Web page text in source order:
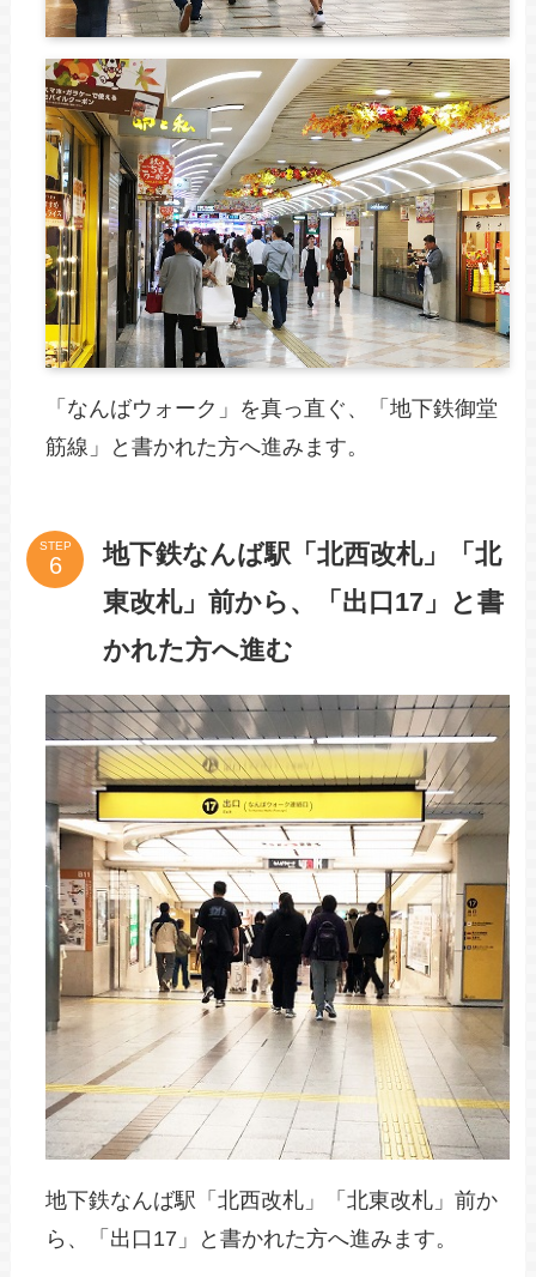
「なんばウォーク」を真っ直ぐ、「地下鉄御堂
筋線」と書かれた方へ進みます。
STEP
地下鉄なんば駅「北西改札」「北
東改札」前から、「出口17」と書
かれた方へ進む
地下鉄なんば駅「北西改札」「北東改札」前か
ら、「出口17」と書かれた方へ進みます。